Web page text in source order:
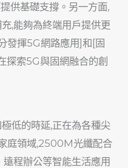
供基礎支撐。另一方面,
,能夠為終端用戶提供更
發揮5G網路應用]和[固
探索5G與固網融合的創
低的時延,正在為各種尖
庭領域,2500M光纖配合
程辦公等智能生活應用